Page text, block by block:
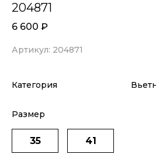
204871
6 600 ₽
Артикул: 204871
Категория
Размер
35 41